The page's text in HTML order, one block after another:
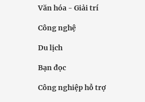
Văn hóa - Giải trí
Công nghệ
Du lịch
Bạn đọc
Công nghiệp hỗ trợ